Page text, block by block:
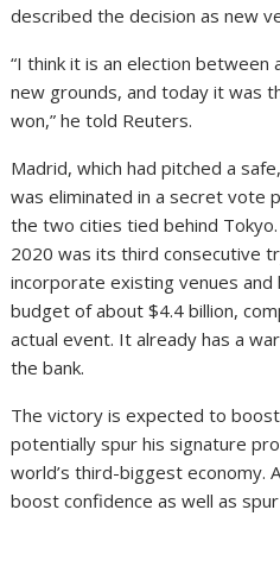
described the decision as new
“I think it is an election between
new grounds, and today it was
won,” he told Reuters.
Madrid, which had pitched a
was eliminated in a secret vote
the two cities tied behind
2020 was its third consecutive
incorporate existing venues
budget of about $4.4 billion,
actual event. It already has a
the bank.
The victory is expected to boost
potentially spur his signature
world’s third-biggest economy.
boost confidence as well as